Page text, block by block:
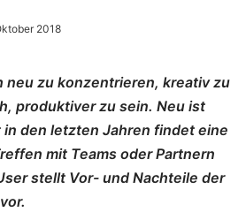
2018
neu zu konzentrieren, kreativ zu
produktiver zu sein. Neu ist
den letzten Jahren findet eine
mit Teams oder Partnern
stellt Vor- und Nachteile der